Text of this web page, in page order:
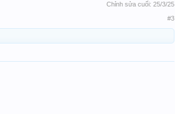
Chỉnh sửa cuối: 25/3/25
#3